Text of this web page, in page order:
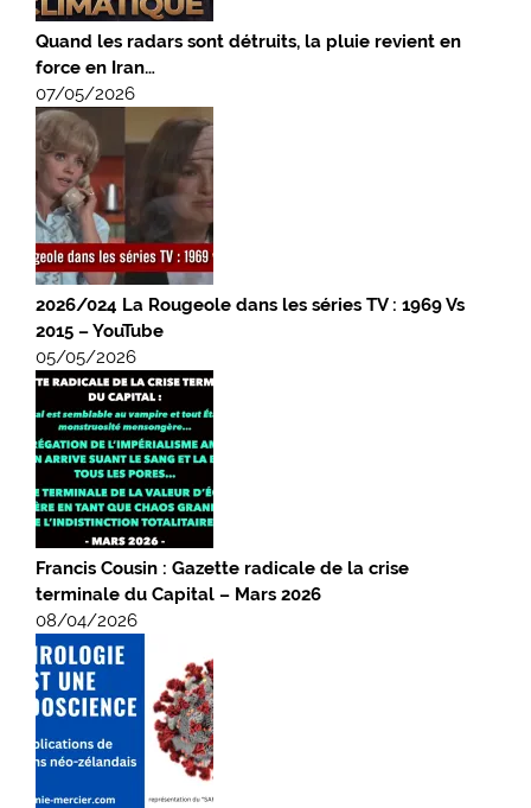
Quand les radars sont détruits, la pluie revient en
force en Iran…
07/05/2026
2026/024 La Rougeole dans les séries TV : 1969 Vs
2015 – YouTube
05/05/2026
Francis Cousin : Gazette radicale de la crise
terminale du Capital – Mars 2026
08/04/2026